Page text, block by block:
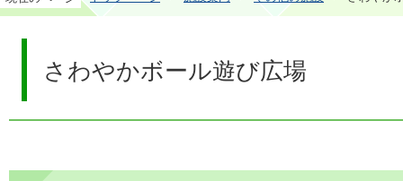
さわやかボール遊び広場